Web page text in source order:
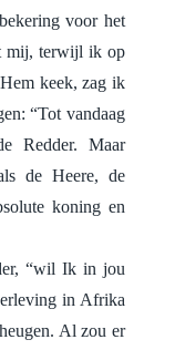
voor het
mij, terwijl ik op
keek, zag ik
“Tot vandaag
Redder. Maar
de Heere, de
koning en
“wil Ik in jou
in Afrika
Al zou er